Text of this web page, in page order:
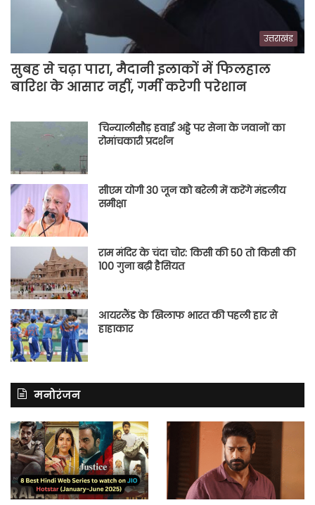
उत्तराखंड
सुबह से चढ़ा पारा, मैदानी इलाकों में फिलहाल
बारिश के आसार नहीं, गर्मी करेगी परेशान
चिन्यालीसौड़ हवाई अड्डे पर सेना के जवानों का
रोमांचकारी प्रदर्शन
सीएम योगी 30 जून को बरेली में करेंगे मंडलीय
समीक्षा
राम मंदिर के चंदा चोर: किसी की 50 तो किसी की
100 गुना बढ़ी हैसियत
आयरलैंड के खिलाफ भारत की पहली हार से
हाहाकार
मनोरंजन